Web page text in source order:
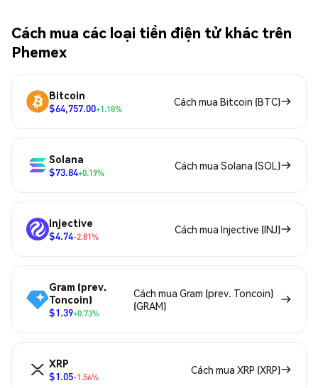
Cách mua các loại tiền điện tử khác trên
Phemex
Bitcoin
$64,757.00+1.18%
Cách mua Bitcoin (BTC)
Solana
$73.84+0.19%
Cách mua Solana (SOL)
Injective
$4.74-2.81%
Cách mua Injective (INJ)
Gram (prev.
Toncoin)
$1.39+0.73%
Cách mua Gram (prev. Toncoin)
(GRAM)
XRP
$1.05-1.56%
Cách mua XRP (XRP)